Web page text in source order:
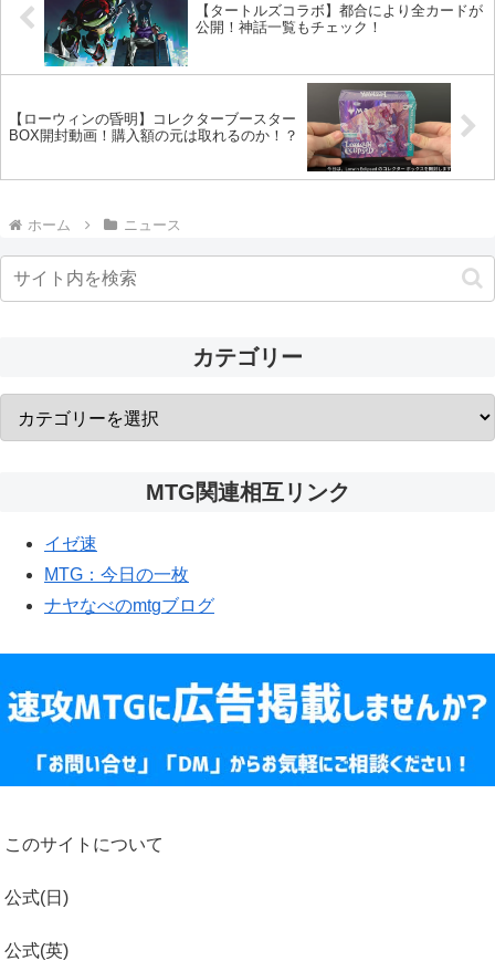
【タートルズコラボ】都合により全カードが
公開！神話一覧もチェック！
【ローウィンの昏明】コレクターブースター
BOX開封動画！購入額の元は取れるのか！？
ホーム ニュース
カテゴリー
MTG関連相互リンク
イゼ速
MTG：今日の一枚
ナヤなべのmtgブログ
このサイトについて
公式(日)
公式(英)